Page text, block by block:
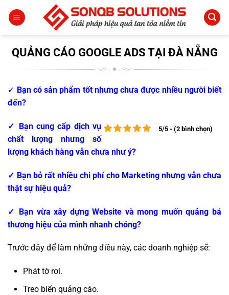
qua
QUẢNG CÁO GOOGLE ADS TẠI ĐÀ NẴNG
✓ Bạn có sản phẩm tốt nhưng chưa được nhiều người biết
đến?
5/5 - (2 bình chọn)
✓ Bạn cung cấp dịch vụ
chất lượng nhưng số
lượng khách hàng vẫn chưa như ý?
✓ Bạn bỏ rất nhiều chi phí cho Marketing nhưng vẫn chưa
thật sự hiệu quả?
✓ Bạn vừa xây dựng Website và mong muốn quảng bá
thương hiệu của mình nhanh chóng?
Trước đây để làm những điều này, các doanh nghiệp sẽ:
Phát tờ rơi.
Treo biển quảng cáo.